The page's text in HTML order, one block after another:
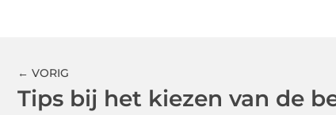
← VORIG
Tips bij het kiezen van de